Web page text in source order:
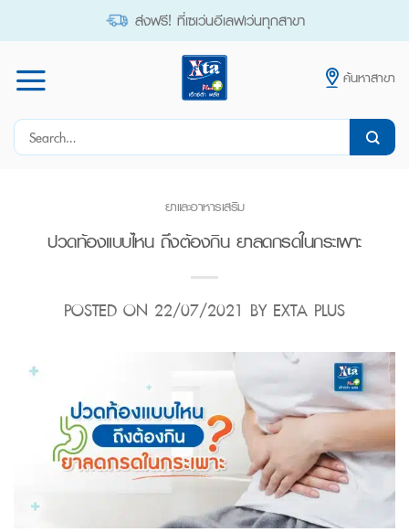
ส่งฟรี! ที่เซเว่นอีเลฟเว่นทุกสาขา
ค้นหาสาขา
Search
ยาและอาหารเสริม
ปวดท้องแบบไหน ถึงต้องกิน ยาลดกรดในกระเพาะ
POSTED ON 22/07/2021 BY EXTA PLUS